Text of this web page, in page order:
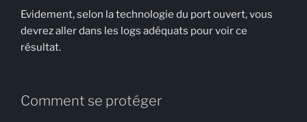
Evidement, selon la technologie du port ouvert, vous
devrez aller dans les logs adéquats pour voir ce
résultat.
Comment se protéger